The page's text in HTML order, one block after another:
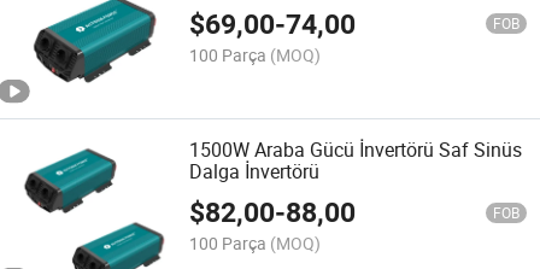
$69,00-74,00 FOB
100 Parça (MOQ)
1500W Araba Gücü İnvertörü Saf Sinüs
Dalga İnvertörü
$82,00-88,00 FOB
100 Parça (MOQ)